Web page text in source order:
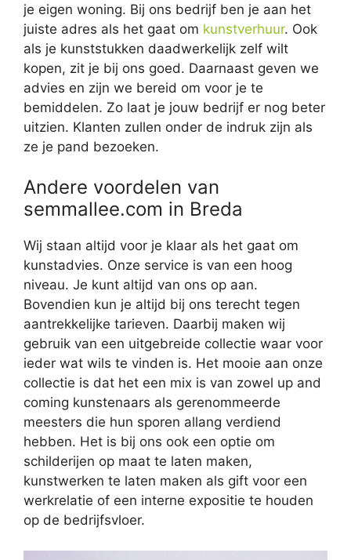
je eigen woning. Bij ons bedrijf ben je aan het
juiste adres als het gaat om kunstverhuur. Ook
als je kunststukken daadwerkelijk zelf wilt
kopen, zit je bij ons goed. Daarnaast geven we
advies en zijn we bereid om voor je te
bemiddelen. Zo laat je jouw bedrijf er nog beter
uitzien. Klanten zullen onder de indruk zijn als
ze je pand bezoeken.
Andere voordelen van
semmallee.com in Breda
Wij staan altijd voor je klaar als het gaat om
kunstadvies. Onze service is van een hoog
niveau. Je kunt altijd van ons op aan.
Bovendien kun je altijd bij ons terecht tegen
aantrekkelijke tarieven. Daarbij maken wij
gebruik van een uitgebreide collectie waar voor
ieder wat wils te vinden is. Het mooie aan onze
collectie is dat het een mix is van zowel up and
coming kunstenaars als gerenommeerde
meesters die hun sporen allang verdiend
hebben. Het is bij ons ook een optie om
schilderijen op maat te laten maken,
kunstwerken te laten maken als gift voor een
werkrelatie of een interne expositie te houden
op de bedrijfsvloer.